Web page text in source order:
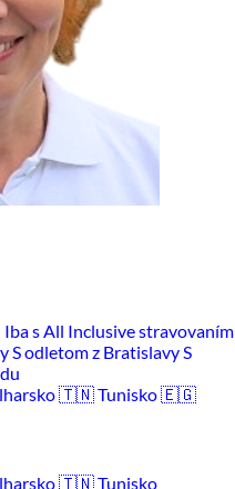
Iba s All Inclusive stravovaním
S odletom z BratislavyS
🇹🇳 Tunisko🇪🇬
🇹🇳 Tunisko
vybrané